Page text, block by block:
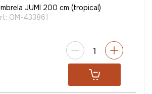
JUMI 200 cm (tropical)
OM-433861